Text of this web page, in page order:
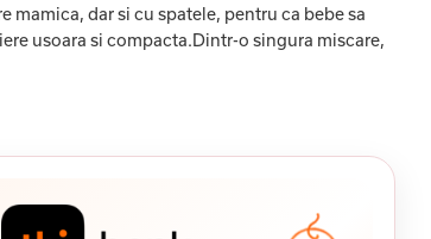
mamica, dar si cu spatele, pentru ca bebe sa
usoara si compacta.Dintr-o singura miscare,